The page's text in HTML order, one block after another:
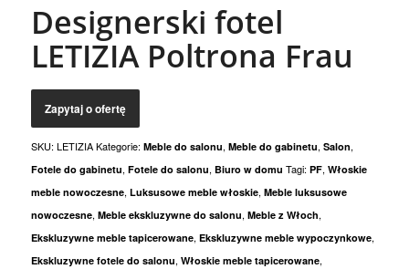
Designerski fotel
LETIZIA Poltrona Frau
SKU: LETIZIA Kategorie: Meble do salonu, Meble do gabinetu, Salon,
Fotele do gabinetu, Fotele do salonu, Biuro w domu Tagi: PF, Włoskie
meble nowoczesne, Luksusowe meble włoskie, Meble luksusowe
nowoczesne, Meble ekskluzywne do salonu, Meble z Włoch,
Ekskluzywne meble tapicerowane, Ekskluzywne meble wypoczynkowe,
Ekskluzywne fotele do salonu, Włoskie meble tapicerowane,